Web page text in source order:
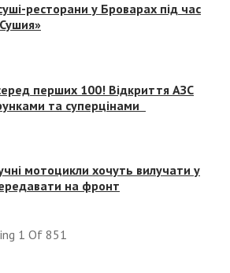
ресторани у Броварах під час
перших 100! Відкриття АЗС
та суперцінами
мотоцикли хочуть вилучати у
на фронт
1 Of 851